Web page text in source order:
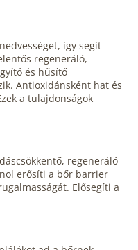
így segít
regeneráló,
és hűsítő
Antioxidánsként hat és
a tulajdonságok
regeneráló
erősíti a bőr barrier
Elősegíti a